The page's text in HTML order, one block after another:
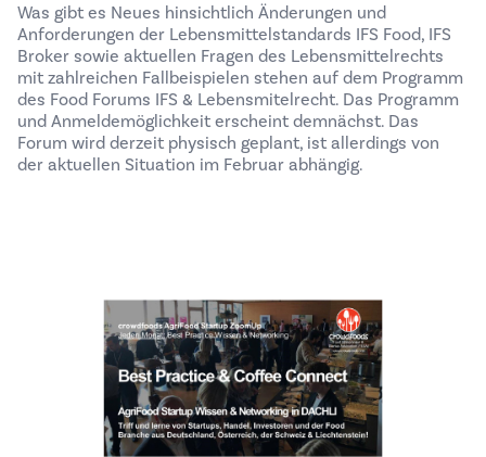
Was gibt es Neues hinsichtlich Änderungen und
Anforderungen der Lebensmittelstandards IFS Food, IFS
Broker sowie aktuellen Fragen des Lebensmittelrechts
mit zahlreichen Fallbeispielen stehen auf dem Programm
des Food Forums IFS & Lebensmitelrecht. Das Programm
und Anmeldemöglichkeit erscheint demnächst. Das
Forum wird derzeit physisch geplant, ist allerdings von
der aktuellen Situation im Februar abhängig.